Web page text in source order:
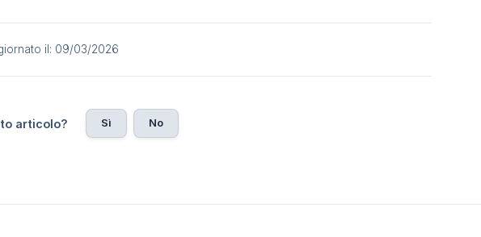
il: 09/03/2026
articolo? Sì No